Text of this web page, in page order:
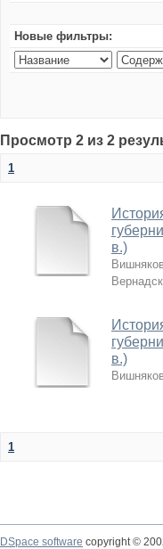
Новые фильтры:
Просмотр 2 из 2
1
в.)
в.)
1
DSpace software copyright ©